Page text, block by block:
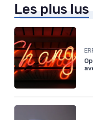
Les plus lus